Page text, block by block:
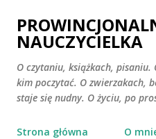
Przejdź do
NAUCZYCIELKA
O czytaniu, książkach,
kim poczytać. O zwierzakach,
staje się nudny. O życiu, po
Strona główna O